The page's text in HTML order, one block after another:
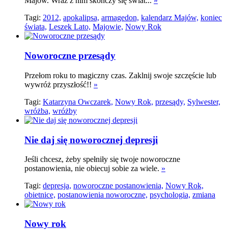
Tagi: 2012, apokalipsa, armagedon, kalendarz Majów, koniec
świata, Leszek Lato, Majowie, Nowy Rok
Noworoczne przesądy
Przełom roku to magiczny czas. Zaklnij swoje szczęście lub
wywróż przyszłość!! »
Tagi: Katarzyna Owczarek, Nowy Rok, przesądy, Sylwester,
wróżba, wróżby
Nie daj się noworocznej depresji
Jeśli chcesz, żeby spełniły się twoje noworoczne
postanowienia, nie obiecuj sobie za wiele. »
Tagi: depresja, noworoczne postanowienia, Nowy Rok,
obietnice, postanowienia noworoczne, psychologia, zmiana
Nowy rok